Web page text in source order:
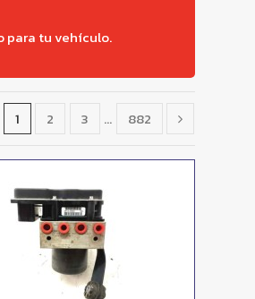
para tu vehículo.
1 2 3 … 882